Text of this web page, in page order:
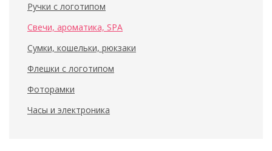
Ручки с логотипом
Свечи, ароматика, SPA
Сумки, кошельки, рюкзаки
Флешки с логотипом
Фоторамки
Часы и электроника